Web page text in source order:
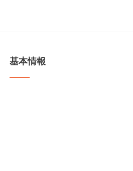
基本情報